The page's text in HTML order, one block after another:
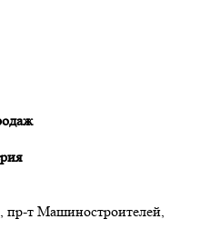
пр-т Машиностроителей,